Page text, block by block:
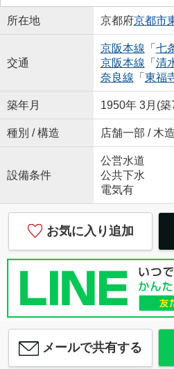
所在地 京都府京都市
交通
京阪本線 「 七
京阪本線 「 清
奈良線 「 東福
築年月 1950年 3月(築
種別 / 構造 店舗一部 / 木造
設備条件
公営水道
公共下水
電気有
お気に入り追加
メールで共有する